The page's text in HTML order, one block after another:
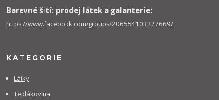
Barevné šití: prodej látek a galanterie:
https://www.facebook.com/groups/206554103227669/
KATEGORIE
Látky
Teplákovina